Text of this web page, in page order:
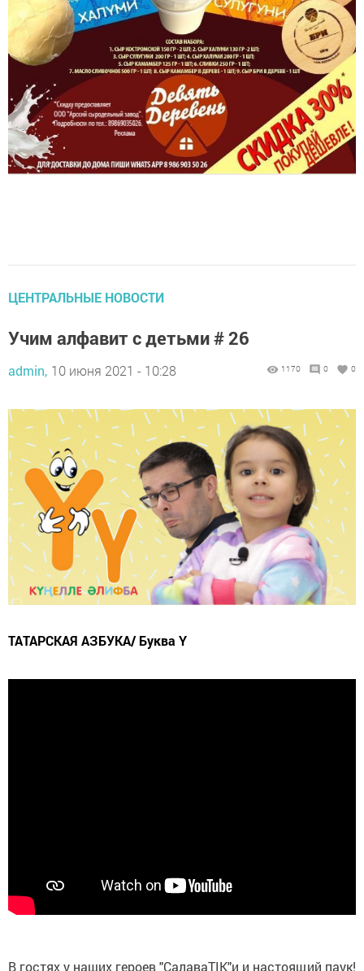
ЦЕНТРАЛЬНЫЕ НОВОСТИ
Учим алфавит с детьми # 26
admin, 10 июня 2021 - 10:28
ТАТАРСКАЯ АЗБУКА/ Буква Ү
В гостях у наших героев "СалаваТIK"и и настоящий паук!